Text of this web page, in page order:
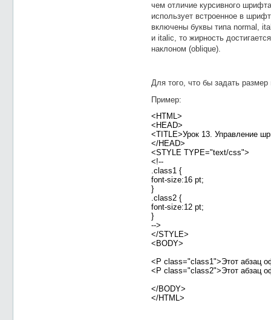
чем отличие курсивного
использует встроенное в
включены буквы типа normal,
и italic, то жирность
наклоном (oblique).
Для того, что бы задать
Пример:
<HTML>
<HEAD>
<TITLE>Урок 13. Управление
</HEAD>
<STYLE TYPE="text/css">
<!--
.class1 {
font-size:16 pt;
}
.class2 {
font-size:12 pt;
}
-->
</STYLE>
<BODY>
<P class="class1">Этот абзац
<P class="class2">Этот абзац
</BODY>
</HTML>